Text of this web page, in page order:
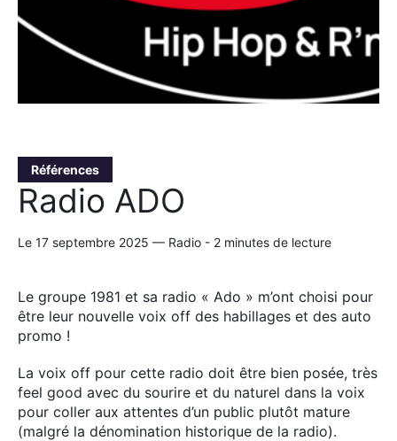
Références
Radio ADO
Le 17 septembre 2025 — Radio - 2 minutes de lecture
Le groupe 1981 et sa radio « Ado » m’ont choisi pour
être leur nouvelle voix off des habillages et des auto
promo !
La voix off pour cette radio doit être bien posée, très
feel good avec du sourire et du naturel dans la voix
pour coller aux attentes d’un public plutôt mature
(malgré la dénomination historique de la radio).